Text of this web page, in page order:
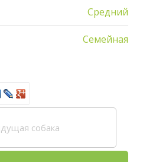
Средний
Семейная
собака